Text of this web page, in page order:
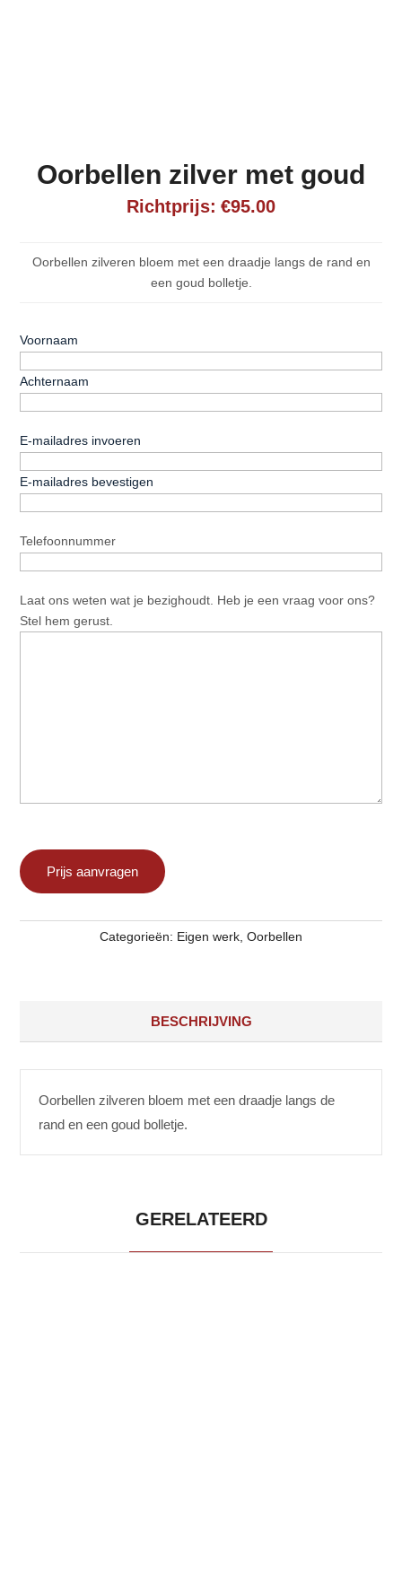
Oorbellen zilver met goud
€95.00
Oorbellen zilveren bloem met een draadje langs de rand en
een goud bolletje.
Naam*
Voornaam
Achternaam
E-
E-mailadres invoeren
E-mailadres bevestigen
Telefoonnummer*
Telefoonnummer
Bericht*
Laat ons weten wat je bezighoudt. Heb je een vraag voor ons?
Stel hem gerust.
Categorieën: Eigen werk Oorbellen
BESCHRIJVING
Oorbellen zilveren bloem met een draadje langs de
rand en een goud bolletje.
GERELATEERD